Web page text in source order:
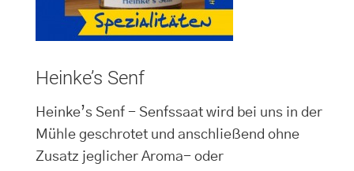
Heinke’s Senf
Heinke’s Senf - Senfssaat wird bei uns in der
Mühle geschrotet und anschließend ohne
Zusatz jeglicher Aroma- oder